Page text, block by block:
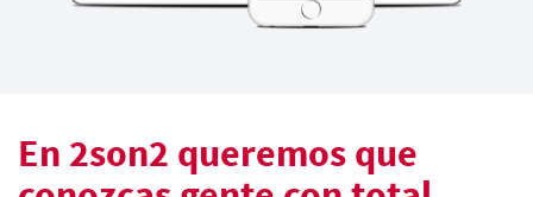
En 2son2 queremos que